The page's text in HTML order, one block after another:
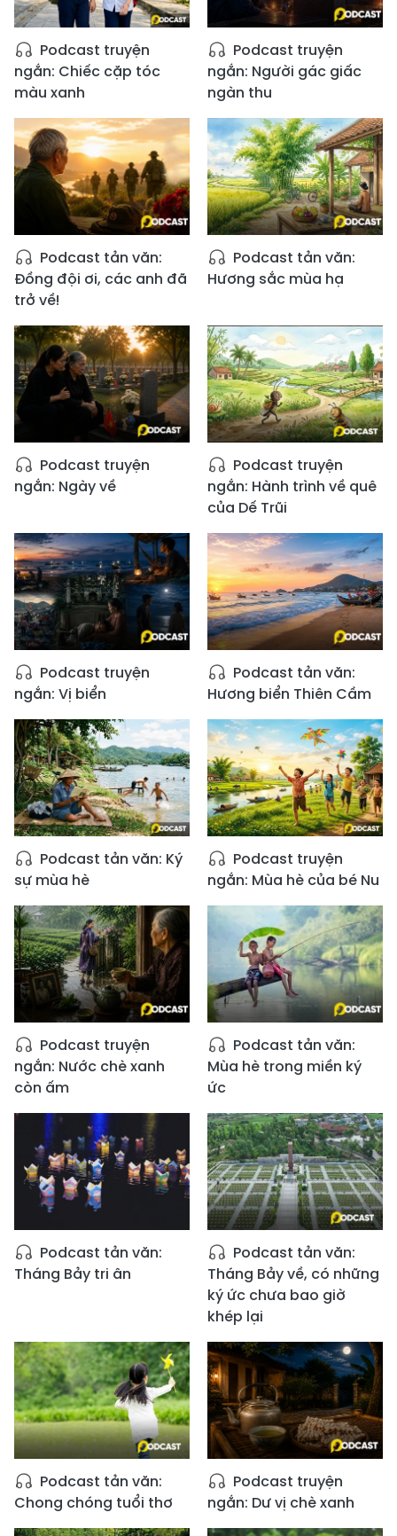
Podcast truyện
ngắn: Chiếc cặp tóc
màu xanh
Podcast truyện
ngắn: Người gác giấc
ngàn thu
Podcast tản văn:
Đồng đội ơi, các anh đã
trở về!
Podcast tản văn:
Hương sắc mùa hạ
Podcast truyện
ngắn: Ngày về
Podcast truyện
ngắn: Hành trình về quê
của Dế Trũi
Podcast truyện
ngắn: Vị biển
Podcast tản văn:
Hương biển Thiên Cầm
Podcast tản văn: Ký
sự mùa hè
Podcast truyện
ngắn: Mùa hè của bé Nu
Podcast truyện
ngắn: Nước chè xanh
còn ấm
Podcast tản văn:
Mùa hè trong miền ký
ức
Podcast tản văn:
Tháng Bảy tri ân
Podcast tản văn:
Tháng Bảy về, có những
ký ức chưa bao giờ
khép lại
Podcast tản văn:
Chong chóng tuổi thơ
Podcast truyện
ngắn: Dư vị chè xanh